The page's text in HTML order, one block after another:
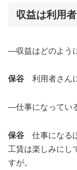
収益は利用
―収益はどのよう
保谷 利用者さん
―仕事になってい
保谷 仕事になる
工賃は楽しみにし
すが。